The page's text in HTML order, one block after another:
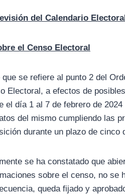
del Calendario
el Censo Electoral
que se refiere al punto 2 del
Electoral, a efectos de
el día 1 al 7 de febrero de
del mismo cumpliendo las
durante un plazo de cinco
se ha constatado que
sobre el censo, no se
queda fijado y